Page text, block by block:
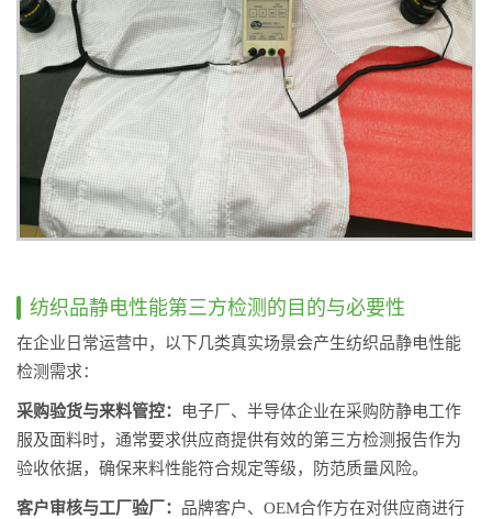
纺织品静电性能第三方检测的目的与必要性
在企业日常运营中，以下几类真实场景会产生纺织品静电性能
检测需求：
采购验货与来料管控：
电子厂、半导体企业在采购防静电工作
服及面料时，通常要求供应商提供有效的第三方检测报告作为
验收依据，确保来料性能符合规定等级，防范质量风险。
客户审核与工厂验厂： 品牌客户、OEM合作方在对供应商进行